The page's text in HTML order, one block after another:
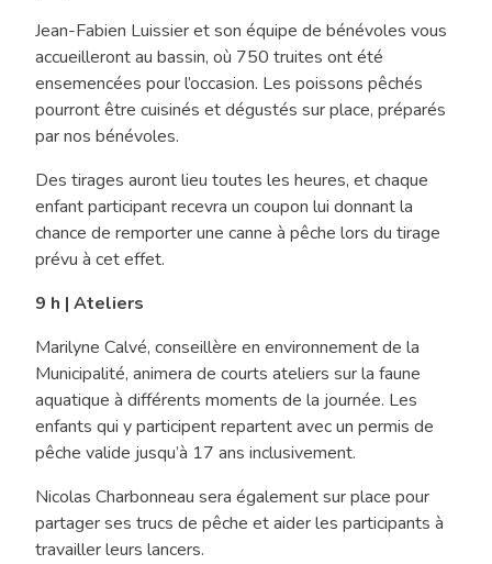
Jean-Fabien Luissier et son équipe de bénévoles vous
accueilleront au bassin, où 750 truites ont été
ensemencées pour l’occasion. Les poissons pêchés
pourront être cuisinés et dégustés sur place, préparés
par nos bénévoles.
Des tirages auront lieu toutes les heures, et chaque
enfant participant recevra un coupon lui donnant la
chance de remporter une canne à pêche lors du tirage
prévu à cet effet.
9 h | Ateliers
Marilyne Calvé, conseillère en environnement de la
Municipalité, animera de courts ateliers sur la faune
aquatique à différents moments de la journée. Les
enfants qui y participent repartent avec un permis de
pêche valide jusqu’à 17 ans inclusivement.
Nicolas Charbonneau sera également sur place pour
partager ses trucs de pêche et aider les participants à
travailler leurs lancers.